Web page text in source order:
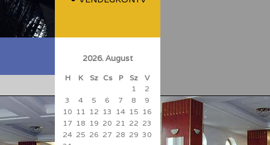
2026. August
H K Sz Cs P Sz
V
1
2
3
4 5 6 7 8
9
10 11 12 13 14 15 16
17 18 19 20 21 22 23
24 25 26 27 28 29 30